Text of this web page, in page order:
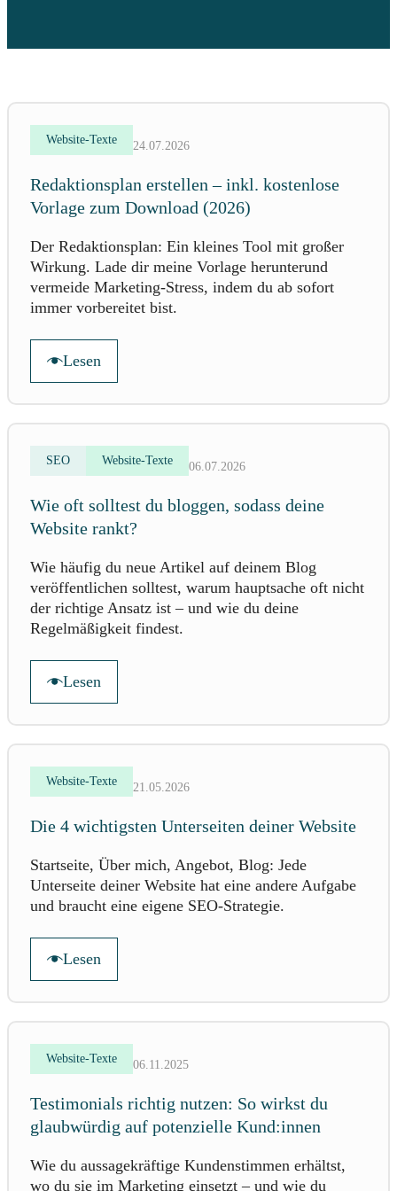
Website-Texte 24.07.2026
Redaktionsplan erstellen – inkl. kostenlose
Vorlage zum Download (2026)
Der Redaktionsplan: Ein kleines Tool mit großer
Wirkung. Lade dir meine Vorlage herunterund
vermeide Marketing-Stress, indem du ab sofort
immer vorbereitet bist.
Lesen
SEO Website-Texte 06.07.2026
Wie oft solltest du bloggen, sodass deine
Website rankt?
Wie häufig du neue Artikel auf deinem Blog
veröffentlichen solltest, warum hauptsache oft nicht
der richtige Ansatz ist – und wie du deine
Regelmäßigkeit findest.
Lesen
Website-Texte 21.05.2026
Die 4 wichtigsten Unterseiten deiner Website
Startseite, Über mich, Angebot, Blog: Jede
Unterseite deiner Website hat eine andere Aufgabe
und braucht eine eigene SEO-Strategie.
Lesen
Website-Texte 06.11.2025
Testimonials richtig nutzen: So wirkst du
glaubwürdig auf potenzielle Kund:innen
Wie du aussagekräftige Kundenstimmen erhältst,
wo du sie im Marketing einsetzt – und wie du